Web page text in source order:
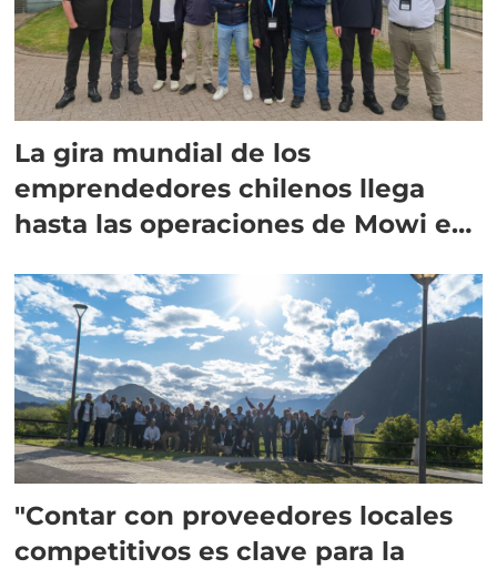
La gira mundial de los
emprendedores chilenos llega
hasta las operaciones de Mowi en
"Contar con proveedores locales
competitivos es clave para la